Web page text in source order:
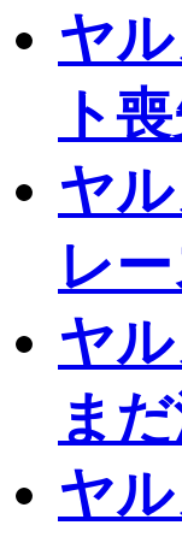
ヤ
ト
ヤ
レ
ヤ
ま
ヤ